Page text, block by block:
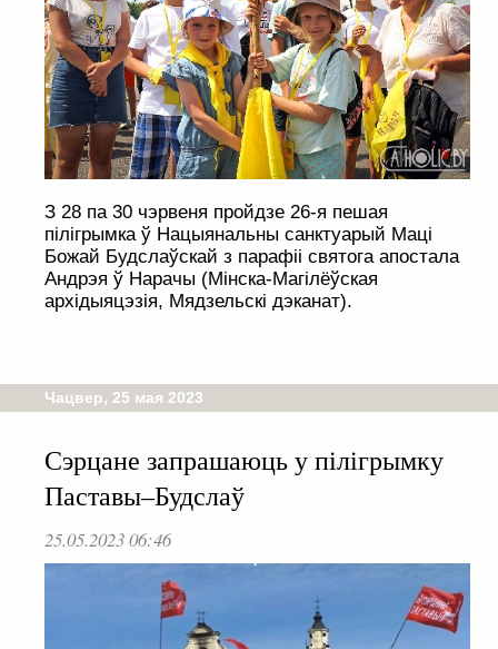
З 28 па 30 чэрвеня пройдзе 26-я пешая
пілігрымка ў Нацыянальны санктуарый Маці
Божай Будслаўскай з парафіі святога апостала
Андрэя ў Нарачы (Мінска-Магілёўская
архідыяцэзія, Мядзельскі дэканат).
Чацвер, 25 мая 2023
Сэрцане запрашаюць у пілігрымку
Паставы–Будслаў
25.05.2023 06:46